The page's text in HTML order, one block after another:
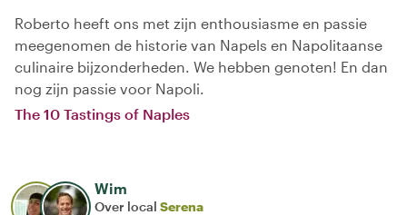
Roberto heeft ons met zijn enthousiasme en passie
meegenomen de historie van Napels en Napolitaanse
culinaire bijzonderheden. We hebben genoten! En dan
nog zijn passie voor Napoli.
The 10 Tastings of Naples
Wim
Over local Serena